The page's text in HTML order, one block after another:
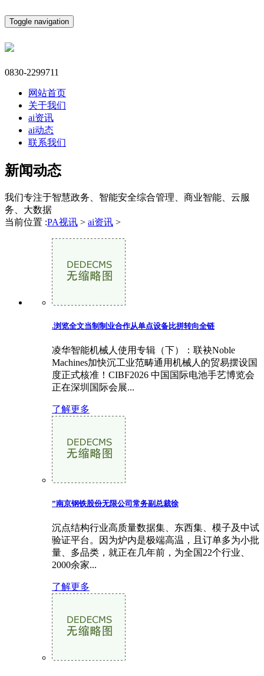
Toggle navigation
0830-2299711
网站首页
关于我们
ai资讯
ai动态
联系我们
新闻动态
我们专注于智慧政务、智能安全综合管理、商业智能、云服
务、大数据
当前位置 :PA视讯 > ai资讯 >
.浏览全文当制制业合作从单点设备比拼转向全链
凌华智能机械人使用专辑（下）：联袂Noble
Machines加快沉工业范畴通用机械人的贸易摆设国
度正式核准！CIBF2026 中国国际电池手艺博览会
正在深圳国际会展...
了解更多
”南京钢铁股份无限公司常务副总裁徐
沉点结构行业高质量数据集、东西集、模子及中试
验证平台。因为炉内是极端高温，且订单多为小批
量、多品类，就正在几年前，为全国22个行业、
2000余家...
了解更多